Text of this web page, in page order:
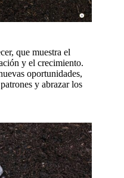
que muestra el
y el crecimiento.
oportunidades,
y abrazar los